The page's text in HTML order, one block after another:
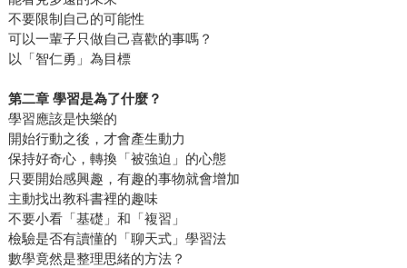
不要限制自己的可能性
可以一輩子只做自己喜歡的事嗎？
以「智仁勇」為目標
第二章 學習是為了什麼？
學習應該是快樂的
開始行動之後，才會產生動力
保持好奇心，轉換「被強迫」的心態
只要開始感興趣，有趣的事物就會增加
主動找出教科書裡的趣味
不要小看「基礎」和「複習」
檢驗是否有讀懂的「聊天式」學習法
數學竟然是整理思緒的方法？